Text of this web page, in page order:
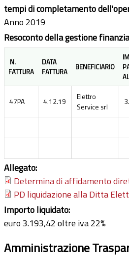
tempi di completamento
Anno 2019
Resoconto della gestione
N.
FATTURA
DATA
FATTURA
BENEFICIARIO
47PA 4.12.19
Elettro
Service srl
Allegato:
Determina di affidamento
PD liquidazione alla Ditta
Importo liquidato:
euro 3.193,42 oltre iva 22%
Amministrazione